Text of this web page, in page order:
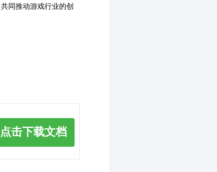
同推动游戏行业的创
点击下载文档